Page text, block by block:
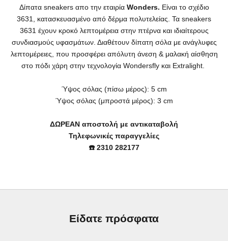
Δίπατα sneakers απο την εταιρία Wonders. Είναι το σχέδιο
3631, κατασκευασμένο από δέρμα πολυτελείας. Τα sneakers
3631 έχουν κροκό λεπτομέρεια στην πτέρνα και ιδιαίτερους
συνδιασμούς υφασμάτων. Διαθέτουν δίπατη σόλα με ανάγλυφες
λεπτομέρειες, που προσφέρει απόλυτη άνεση & μαλακή αίσθηση
στο πόδι χάρη στην τεχνολογία Wondersfly και Extralight.
Ύψος σόλας (πίσω μέρος): 5 cm
Ύψος σόλας (μπροστά μέρος): 3 cm
ΔΩΡΕΑΝ αποστολή με αντικαταβολή
Τηλεφωνικές παραγγελίες
☎️ 2310 282177
Είδατε πρόσφατα